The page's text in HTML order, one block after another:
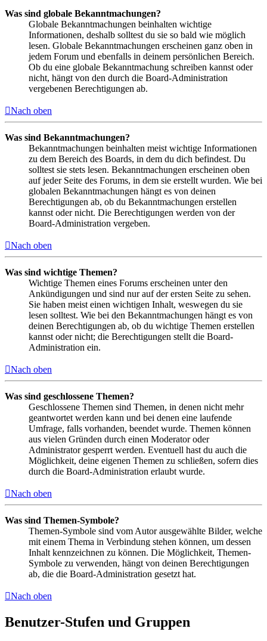
Was sind globale Bekanntmachungen?
Globale Bekanntmachungen beinhalten wichtige
Informationen, deshalb solltest du sie so bald wie möglich
lesen. Globale Bekanntmachungen erscheinen ganz oben in
jedem Forum und ebenfalls in deinem persönlichen Bereich.
Ob du eine globale Bekanntmachung schreiben kannst oder
nicht, hängt von den durch die Board-Administration
vergebenen Berechtigungen ab.
Nach oben
Was sind Bekanntmachungen?
Bekanntmachungen beinhalten meist wichtige Informationen
zu dem Bereich des Boards, in dem du dich befindest. Du
solltest sie stets lesen. Bekanntmachungen erscheinen oben
auf jeder Seite des Forums, in dem sie erstellt wurden. Wie bei
globalen Bekanntmachungen hängt es von deinen
Berechtigungen ab, ob du Bekanntmachungen erstellen
kannst oder nicht. Die Berechtigungen werden von der
Board-Administration vergeben.
Nach oben
Was sind wichtige Themen?
Wichtige Themen eines Forums erscheinen unter den
Ankündigungen und sind nur auf der ersten Seite zu sehen.
Sie haben meist einen wichtigen Inhalt, weswegen du sie
lesen solltest. Wie bei den Bekanntmachungen hängt es von
deinen Berechtigungen ab, ob du wichtige Themen erstellen
kannst oder nicht; die Berechtigungen stellt die Board-
Administration ein.
Nach oben
Was sind geschlossene Themen?
Geschlossene Themen sind Themen, in denen nicht mehr
geantwortet werden kann und bei denen eine laufende
Umfrage, falls vorhanden, beendet wurde. Themen können
aus vielen Gründen durch einen Moderator oder
Administrator gesperrt werden. Eventuell hast du auch die
Möglichkeit, deine eigenen Themen zu schließen, sofern dies
durch die Board-Administration erlaubt wurde.
Nach oben
Was sind Themen-Symbole?
Themen-Symbole sind vom Autor ausgewählte Bilder, welche
mit einem Thema in Verbindung stehen können, um dessen
Inhalt kennzeichnen zu können. Die Möglichkeit, Themen-
Symbole zu verwenden, hängt von deinen Berechtigungen
ab, die die Board-Administration gesetzt hat.
Nach oben
Benutzer-Stufen und Gruppen